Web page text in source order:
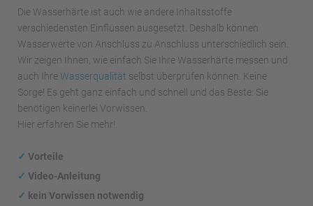
Die Wasserhärte ist auch wie andere Inhaltsstoffe
verschiedensten Einflüssen ausgesetzt. Deshalb können
Wasserwerte von Anschluss zu Anschluss unterschiedlich sein.
Wir zeigen Ihnen, wie einfach Sie Ihre Wasserhärte messen und
auch IhreWasserqualität selbst überprüfen können. Keine
Sorge! Es geht ganz einfach und schnell und das Beste: Sie
benötigen keinerlei Vorwissen.
Hier erfahren Sie mehr!
✓ Vorteile
✓ Video-Anleitung
✓ kein Vorwissen notwendig